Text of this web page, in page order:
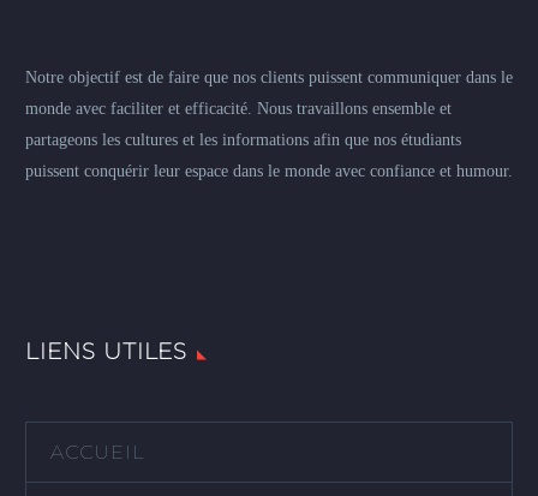
Notre objectif est de faire que nos clients puissent communiquer dans le
monde avec faciliter et efficacité. Nous travaillons ensemble et
partageons les cultures et les informations afin que nos étudiants
puissent conquérir leur espace dans le monde avec confiance et humour.
LIENS UTILES
ACCUEIL